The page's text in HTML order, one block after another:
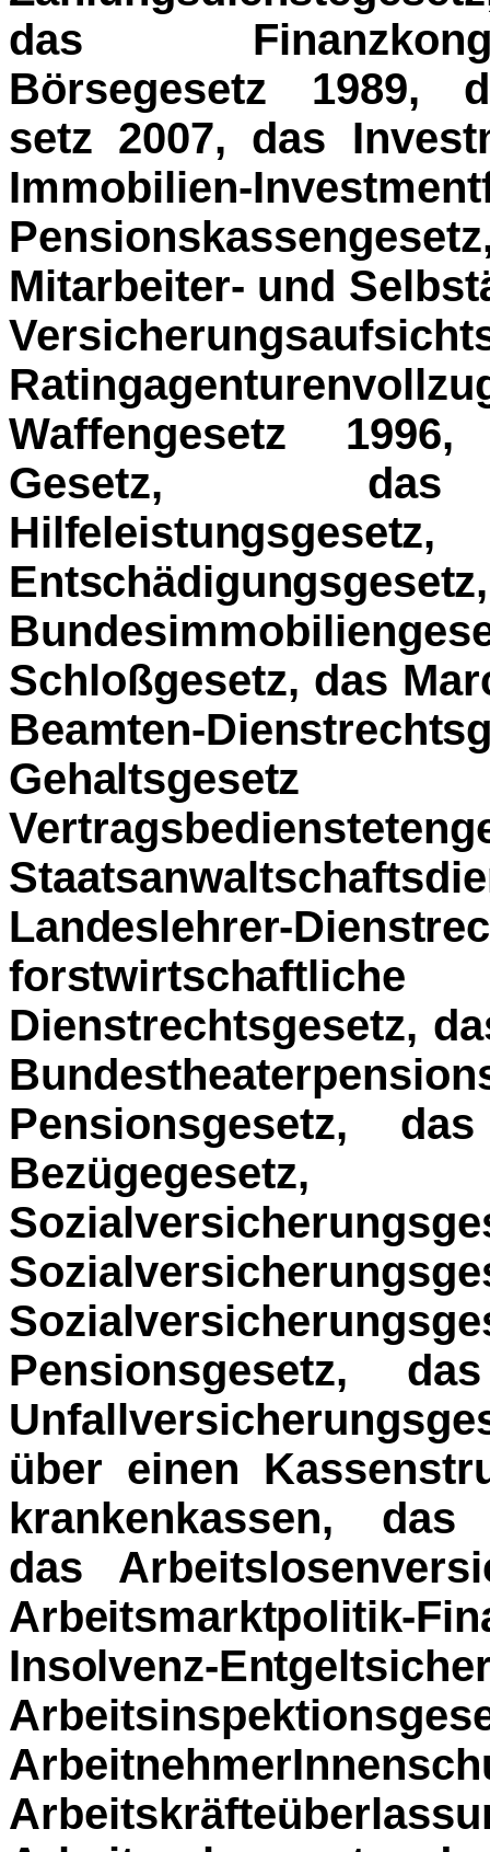
das
Börsegesetz 1989,
setz 2007, das
Immobilien-
Mitarbeiter- und
Waffengesetz
Gesetz,
Entschädigungsgesetz,
Schloßgesetz, das
Beamten-
Staatsanwaltschafts­
Landeslehrer-
forstwirtschaft­
Dienstrechtsgesetz,
Pensionsgesetz,
Pensionsgesetz,
über einen
krankenkassen, das
das
Arbeitsmarktpolitik-
Insolvenz-Entgelt­